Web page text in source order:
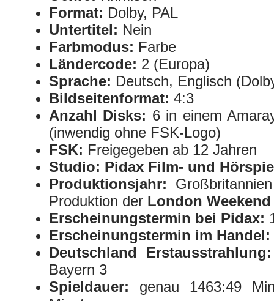
Format: Dolby, PAL
Untertitel: Nein
Farbmodus: Farbe
Ländercode: 2 (Europa)
Sprache: Deutsch, Englisch
Bildseitenformat: 4:3
Anzahl Disks: 6 in einem
(inwendig ohne FSK-Logo)
FSK: Freigegeben ab 12 Jahren
Studio: Pidax Film- und
Produktionsjahr:
Produktion der London
Erscheinungstermin bei Pidax:
Erscheinungstermin im Handel:
Deutschland Erstausstrahlung:
Bayern 3
Spieldauer: genau 1463:49